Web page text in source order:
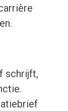
schrijft,